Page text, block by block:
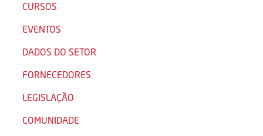
CURSOS
EVENTOS
DADOS DO SETOR
FORNECEDORES
LEGISLAÇÃO
COMUNIDADE